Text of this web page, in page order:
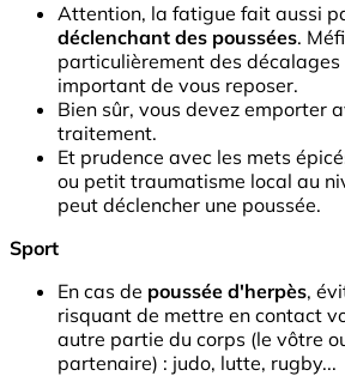
Attention, la fatigue fait aussi
déclenchant des poussées.
particulièrement des décalages
important de vous reposer.
Bien sûr, vous devez emporter
traitement.
Et prudence avec les mets
ou petit traumatisme local au
peut déclencher une poussée.
Sport
En cas de poussée d'herpès,
risquant de mettre en contact
autre partie du corps (le vôtre
partenaire) : judo, lutte, rugby...